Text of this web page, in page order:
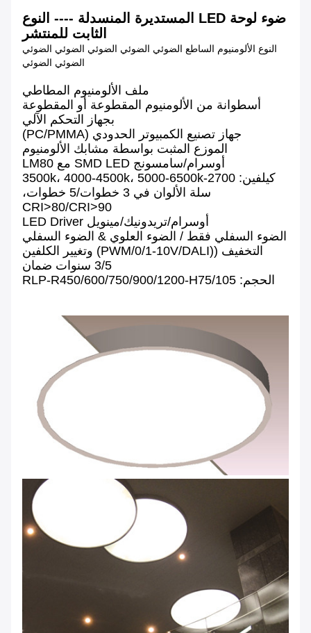
ضوء لوحة LED المستديرة المنسدلة ---- النوع
الثابت للمنتشر
النوع الألومنيوم الساطع الضوئي الضوئي الضوئي الضوئي الضوئي
الضوئي الضوئي
ملف الألومنيوم المطاطي
أسطوانة من الألومنيوم المقطوعة أو المقطوعة
بجهاز التحكم الآلي
جهاز تصنيع الكمبيوتر الحدودي (PC/PMMA)
الموزع المثبت بواسطة مشابك الألومنيوم
أوسرام/سامسونج SMD LED مع LM80
كيلفين: 2700-3500k، 4000-4500k، 5000-6500k
سلة الألوان في 3 خطوات/5 خطوات،
CRI>80/CRI>90
أوسرام/تريدونيك/مينويل LED Driver
الضوء السفلي فقط / الضوء العلوي & الضوء السفلي
التخفيف ((PWM/0/1-10V/DALI) وتغيير الكلفين
3/5 سنوات ضمان
الحجم: RLP-R450/600/750/900/1200-H75/105